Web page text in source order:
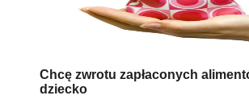
Chcę zwrotu zapłaconych
dziecko